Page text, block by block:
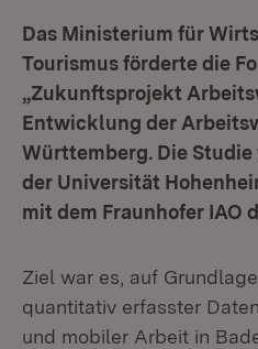
Das Ministerium für
Tourismus förderte die
„Zukunftsprojekt
Entwicklung der
Württemberg. Die Studie
der Universität
mit dem Fraunhofer IAO
Ziel war es, auf
quantitativ erfasster
und mobiler Arbeit in